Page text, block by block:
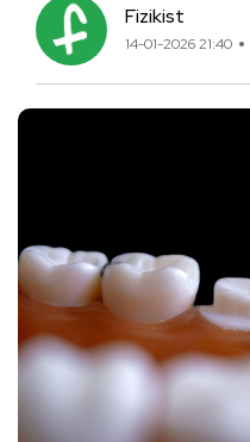
Fizikist
14-01-2026 21:40